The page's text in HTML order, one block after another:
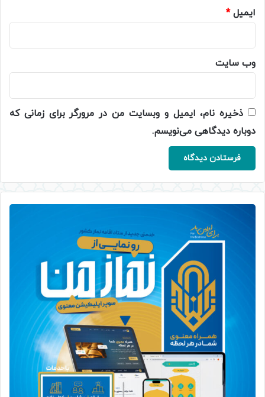
ایمیل*
وب‌ سایت
ذخیره نام، ایمیل و وبسایت من در مرورگر برای زمانی که
دوباره دیدگاهی می‌نویسم.